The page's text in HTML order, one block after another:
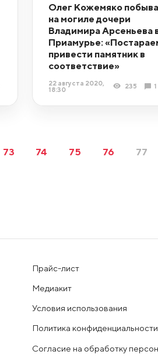
Олег Кожемяко
на могиле дочери
Владимира Арсеньева
Приамурье:
привести памятник в
соответствие»
22 августа 2020,
18:30
235 1
73 74 75 76 77
Прайс-лист
Медиакит
Условия использования
Политика конфиденциальности
Согласие на обработку